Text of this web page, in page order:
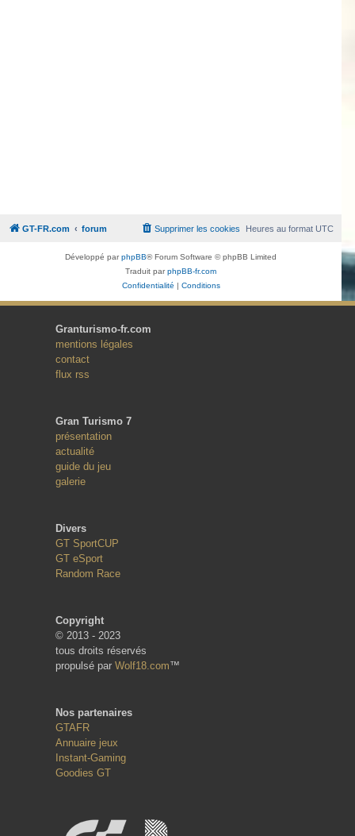
GT-FR.com forum Heures au formatUTC
Supprimer les cookies
Développé parphpBB® Forum Software © phpBB Limited
Traduit parphpBB-fr.com
Confidentialité
Conditions
Granturismo-fr.com
mentions légales
contact
flux rss
Gran Turismo 7
présentation
actualité
guide du jeu
galerie
Divers
GT SportCUP
GT eSport
Random Race
Copyright
© 2013 - 2023
tous droits réservés
propulsé par Wolf18.com™
Nos partenaires
GTAFR
Annuaire jeux
Instant-Gaming
Goodies GT